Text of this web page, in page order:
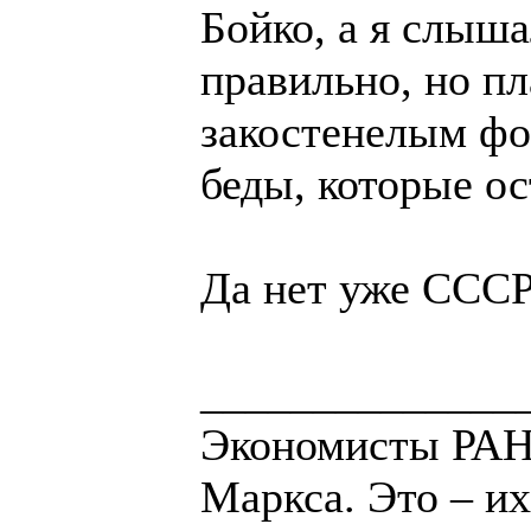
Бойко, а я
правильно, но
закостенелым
беды, которые
Да нет уже
Экономисты
Маркса. Это –